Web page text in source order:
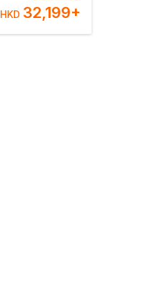
HKD 32,199+